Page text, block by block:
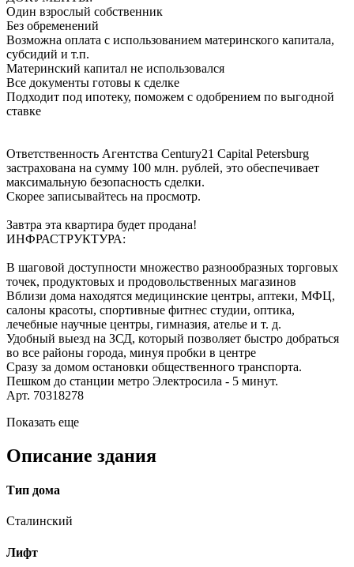
Один взрослый собственник
Без обременений
Возможна оплата с использованием материнского капитала,
субсидий и т.п.
Материнский капитал не использовался
Все документы готовы к сделке
Подходит под ипотеку, поможем с одобрением по выгодной
ставке
Ответственность Агентства Century21 Capital Petersburg
застрахована на сумму 100 млн. рублей, это обеспечивает
максимальную безопасность сделки.
Скорее записывайтесь на просмотр.
Завтра эта квартира будет продана!
ИНФРАСТРУКТУРА:
В шаговой доступности множество разнообразных торговых
точек, продуктовых и продовольственных магазинов
Вблизи дома находятся медицинские центры, аптеки, МФЦ,
салоны красоты, спортивные фитнес студии, оптика,
лечебные научные центры, гимназия, ателье и т. д.
Удобный выезд на ЗСД, который позволяет быстро добраться
во все районы города, минуя пробки в центре
Сразу за домом остановки общественного транспорта.
Пешком до станции метро Электросила - 5 минут.
Арт. 70318278
Показать еще
Описание здания
Тип дома
Сталинский
Лифт